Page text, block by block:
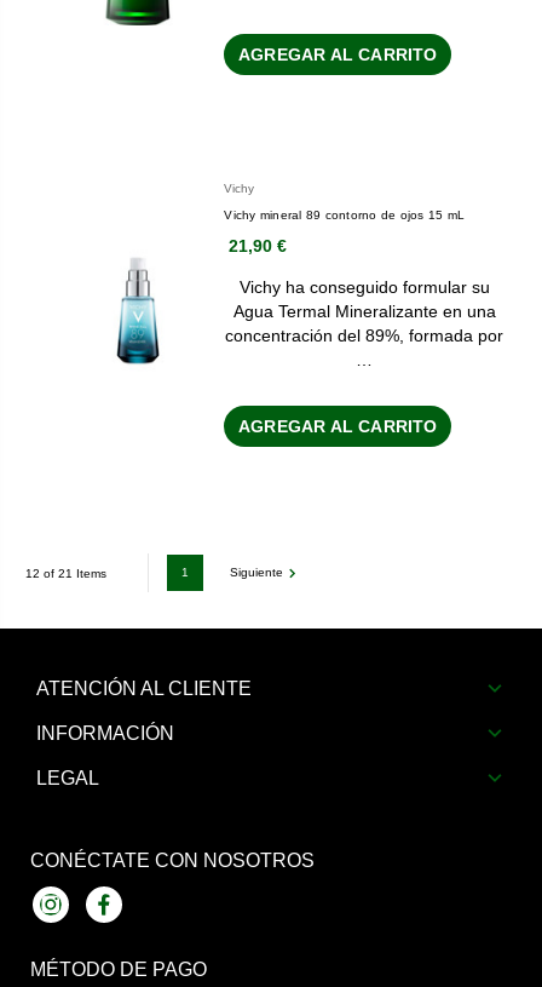
AGREGAR AL CARRITO
Vichy
Vichy mineral 89 contorno de ojos 15 mL
21,90 €
Vichy ha conseguido formular su
Agua Termal Mineralizante en una
concentración del 89%, formada por
AGREGAR AL CARRITO
12 of 21 Items 1 Siguiente
ATENCIÓN AL CLIENTE
INFORMACIÓN
LEGAL
CONÉCTATE CON NOSOTROS
InstagramFacebook
MÉTODO DE PAGO